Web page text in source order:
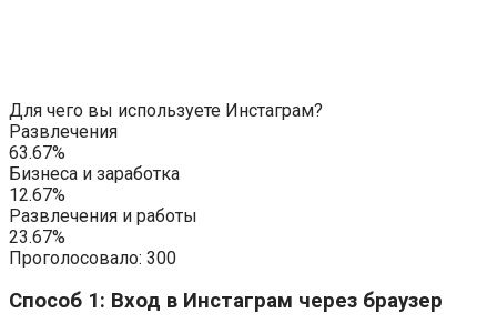
Для чего вы используете Инстаграм?
Развлечения
63.67%
Бизнеса и заработка
12.67%
Развлечения и работы
23.67%
Проголосовало: 300
Способ 1: Вход в Инстаграм через браузер